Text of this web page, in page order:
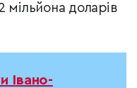
мільйона доларів
Івано-